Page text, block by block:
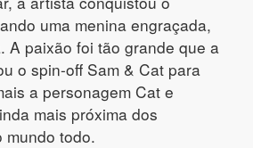
uma menina engraçada,
A paixão foi tão grande que a
o spin-off Sam & Cat para
a personagem Cat e
mais próxima dos
mundo todo.